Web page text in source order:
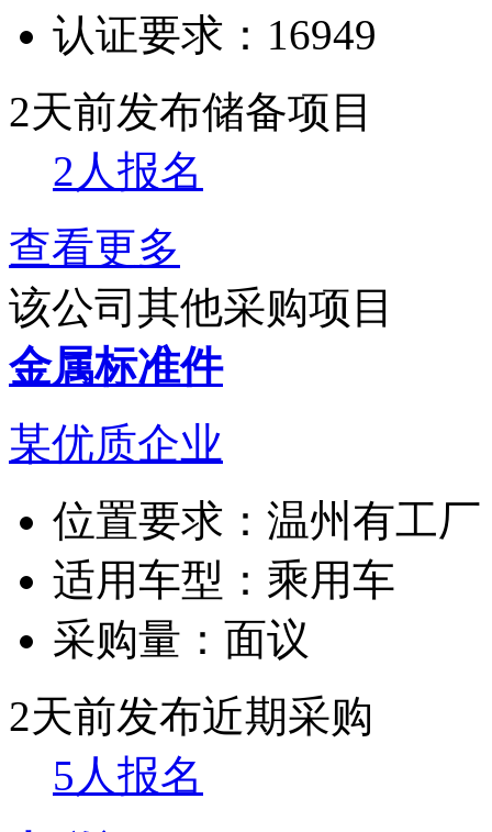
认证要求： 16949
2天前发布储备项目
2人报名
查看更多
该公司其他采购项目
金属标准件
某优质企业
位置要求： 温州有工厂
适用车型： 乘用车
采购量： 面议
2天前发布近期采购
5人报名